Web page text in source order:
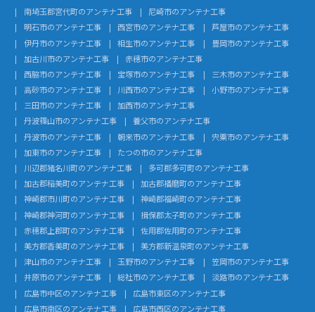
南埼玉郡宮代町のアンテナ工事
尼崎市のアンテナ工事
明石市のアンテナ工事
西宮市のアンテナ工事
芦屋市のアンテナ工事
伊丹市のアンテナ工事
相生市のアンテナ工事
豊岡市のアンテナ工事
加古川市のアンテナ工事
赤穂市のアンテナ工事
西脇市のアンテナ工事
宝塚市のアンテナ工事
三木市のアンテナ工事
高砂市のアンテナ工事
川西市のアンテナ工事
小野市のアンテナ工事
三田市のアンテナ工事
加西市のアンテナ工事
丹波篠山市のアンテナ工事
養父市のアンテナ工事
丹波市のアンテナ工事
朝来市のアンテナ工事
宍粟市のアンテナ工事
加東市のアンテナ工事
たつの市のアンテナ工事
川辺郡猪名川町のアンテナ工事
多可郡多可町のアンテナ工事
加古郡稲美町のアンテナ工事
加古郡播磨町のアンテナ工事
神崎郡市川町のアンテナ工事
神崎郡福崎町のアンテナ工事
神崎郡神河町のアンテナ工事
揖保郡太子町のアンテナ工事
赤穂郡上郡町のアンテナ工事
佐用郡佐用町のアンテナ工事
美方郡香美町のアンテナ工事
美方郡新温泉町のアンテナ工事
津山市のアンテナ工事
玉野市のアンテナ工事
笠岡市のアンテナ工事
井原市のアンテナ工事
総社市のアンテナ工事
淡路市のアンテナ工事
広島市中区のアンテナ工事
広島市東区のアンテナ工事
広島市南区のアンテナ工事
広島市西区のアンテナ工事